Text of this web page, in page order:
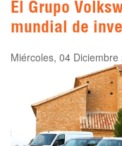
El Grupo
mundial de
Miércoles, 04 Diciembre